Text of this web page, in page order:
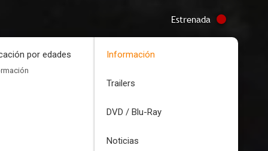
Estrenada
por edades Información
Trailers
DVD / Blu-Ray
Noticias